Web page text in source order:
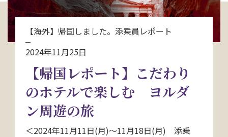
お問い合わせ
電話にてお問い合わせ
【海外】帰国しました。添乗員レポート
2024年11月25日
【帰国レポート】こだわり
のホテルで楽しむ ヨルダ
ン周遊の旅
＜2024年11月11日(月)～11月18日(月) 添乗